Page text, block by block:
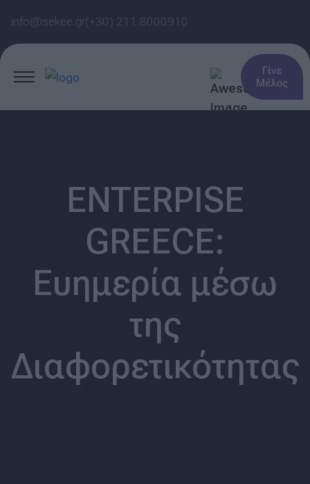
info@sekee.gr(+30) 211 8000910
Γίνε
Μέλος
ENTERPISE
GREECE:
Ευημερία μέσω
της
Διαφορετικότητας